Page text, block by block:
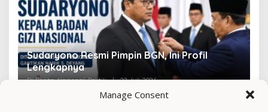
Manage Consent
Sudaryono Resmi Pimpin BGN, Ini Profil
Lengkapnya
Di Berita, Nasional, Politik | 22 Juli 2026 Di